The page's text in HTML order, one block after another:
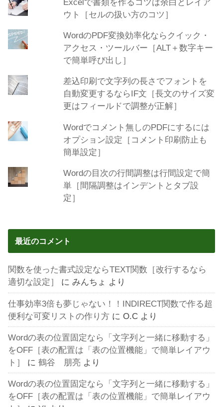
ウト［セルの扱い方のコツ］
WordのPDF変換効率化ならクイック・
アクセス・ツールバー［ALT＋数字キー
で簡単呼び出し］
差込印刷で文字列の長さでフォントを
自動変更するならIF文［長文のサイズ変
更はフィールドで調整が正解］
Wordでコメント無しのPDFにするには
オプション設定［コメント印刷防止も
簡単設定］
Wordの目次の行間調整は行間設定で簡
単［間隔調整はインデントとタブ設
定］
最近のコメント
関数を使った書式設定ならTEXT関数［改行するなら
適切な設定］
にみんちょ より
仕事効率3倍も夢じゃない！！INDIRECT関数で作る超
便利な可変リストの作り方 にO.C より
Wordの表の位置固定なら「文字列と一緒に移動する」
をOFF［表の配置は「表の位置機能」で簡単レイアウ
ト］
に鶴谷 朋亮 より
Wordの表の位置固定なら「文字列と一緒に移動する」
をOFF［表の配置は「表の位置機能」で簡単レイアウ